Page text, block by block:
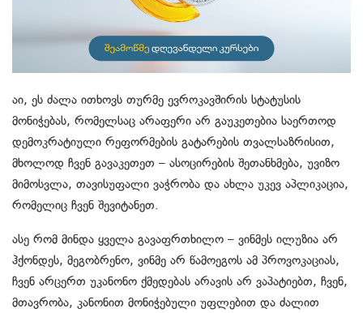
აი, ეს ძალა ითხოვს თურმე ევროკავშირის სტატუსის
მონიჭებას, რომელსაც არაფერი არ გაუკეთებია საერთოდ
დემოკრატიული რეფორმების გატარების თვალსაზრისით,
მხოლოდ ჩვენ გავაკეთეთ – ასოცირების შეთანხმება, უვიზო
მიმოსვლა, თავისუფალი ვაჭრობა და ახლა უკევ აპლიკაცია,
რომელიც ჩვენ შევიტანეთ.
ასე რომ მინდა ყველა გავაფრთხილო – ვინმეს ილუზია არ
ჰქონდეს, მეგობრენო, ვინმე არ წამოეგოს ამ პროვოკაციას,
ჩვენ არცერთ უკანონო ქმედებას არავის არ ვაპატიებთ, ჩვენ,
მთავრობა, კანონით მონიჭებული უფლებით და ძალით